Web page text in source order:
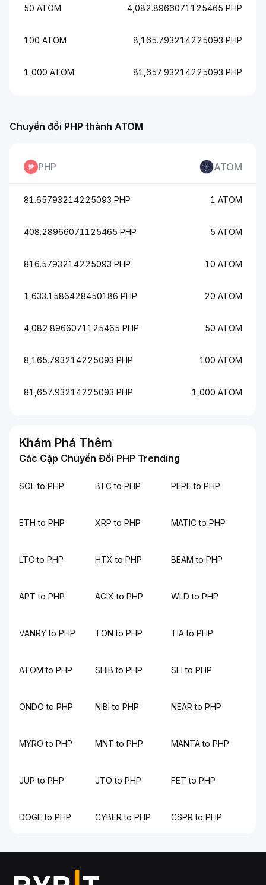
50 ATOM 4,082.8966071125465 PHP
100 ATOM 8,165.793214225093 PHP
1,000 ATOM 81,657.93214225093 PHP
Chuyển đổi PHP thành ATOM
PHP ATOM
81.65793214225093 PHP 1 ATOM
408.28966071125465 PHP 5 ATOM
816.5793214225093 PHP 10 ATOM
1,633.1586428450186 PHP 20 ATOM
4,082.8966071125465 PHP 50 ATOM
8,165.793214225093 PHP 100 ATOM
81,657.93214225093 PHP 1,000 ATOM
Khám Phá Thêm
Các Cặp Chuyển Đổi PHP Trending
SOL to PHP BTC to PHP PEPE to PHP
ETH to PHP XRP to PHP MATIC to PHP
LTC to PHP HTX to PHP BEAM to PHP
APT to PHP AGIX to PHP WLD to PHP
VANRY to PHP TON to PHP TIA to PHP
ATOM to PHP SHIB to PHP SEI to PHP
ONDO to PHP NIBI to PHP NEAR to PHP
MYRO to PHP MNT to PHP MANTA to PHP
JUP to PHP JTO to PHP FET to PHP
DOGE to PHP CYBER to PHP CSPR to PHP